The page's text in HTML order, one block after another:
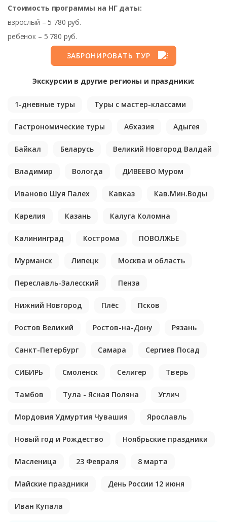
Стоимость программы на НГ даты:
взрослый – 5 780 руб.
ребенок – 5 780 руб.
ЗАБРОНИРОВАТЬ ТУР
Экскурсии в другие регионы и праздники:
1-дневные туры Туры с мастер-классами
Гастрономические туры Абхазия Адыгея
Байкал Беларусь Великий Новгород Валдай
Владимир Вологда ДИВЕЕВО Муром
Иваново Шуя Палех Кавказ Кав.Мин.Воды
Карелия Казань Калуга Коломна
Калининград Кострома ПОВОЛЖЬЕ
Мурманск Липецк Москва и область
Переславль-Залесский Пенза
Нижний Новгород Плёс Псков
Ростов Великий Ростов-на-Дону Рязань
Санкт-Петербург Самара Сергиев Посад
СИБИРЬ Смоленск Селигер Тверь
Тамбов Тула - Ясная Поляна Углич
Мордовия Удмуртия Чувашия Ярославль
Новый год и Рождество Ноябрьские праздники
Масленица 23 Февраля 8 марта
Майские праздники День России 12 июня
Иван Купала